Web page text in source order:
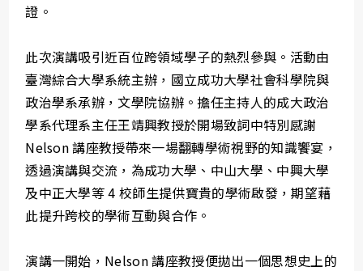
證。
此次演講吸引近百位跨領域學子的熱烈參與。活動由
臺灣綜合大學系統主辦，國立成功大學社會科學院與
政治學系承辦，文學院協辦。擔任主持人的成大政治
學系代理系主任王靖興教授於開場致詞中特別感謝
Nelson 講座教授帶來一場翻轉學術視野的知識饗宴，
透過演講與交流，為成功大學、中山大學、中興大學
及中正大學等 4 校師生提供寶貴的學術啟發，期望藉
此提升跨校的學術互動與合作。
演講一開始，Nelson 講座教授便拋出一個思想史上的